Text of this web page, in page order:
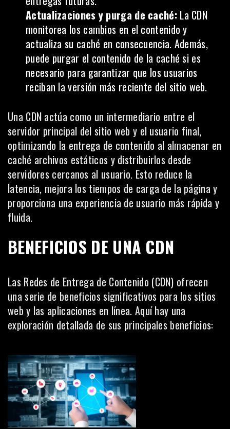
Actualizaciones y purga de caché:La CDN
monitorea los cambios en el contenido y
actualiza su caché en consecuencia. Además,
puede purgar el contenido de la caché si es
necesario para garantizar que los usuarios
reciban la versión más reciente del sitio web.
Una CDN actúa como un intermediario entre el
servidor principal del sitio web y el usuario final,
optimizando la entrega de contenido al almacenar en
caché archivos estáticos y distribuirlos desde
servidores cercanos al usuario. Esto reduce la
latencia, mejora los tiempos de carga de la página y
proporciona una experiencia de usuario más rápida y
fluida.
BENEFICIOS DE UNA CDN
Las Redes de Entrega de Contenido (CDN) ofrecen
una serie de beneficios significativos para los sitios
web y las aplicaciones en línea. Aquí hay una
exploración detallada de sus principales beneficios: